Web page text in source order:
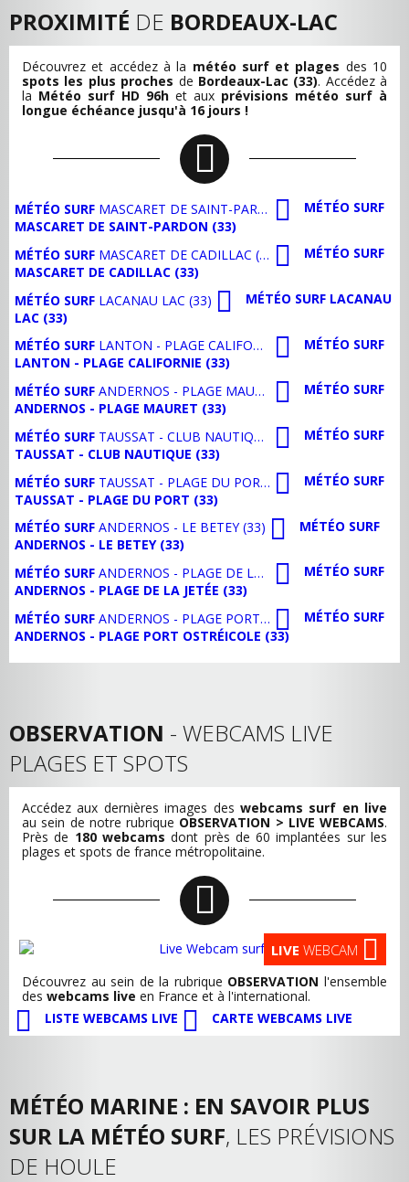
PROXIMITÉ DE BORDEAUX-LAC
Découvrez et accédez à la météo surf et plages des 10
spots les plus proches de Bordeaux-Lac (33). Accédez à
la Météo surf HD 96h et aux prévisions météo surf à
longue échéance jusqu'à 16 jours !
MÉTÉO SURF MASCARET DE SAINT-PARDON (33)
MÉTÉO SURF
MASCARET DE SAINT-PARDON (33)
MÉTÉO SURF MASCARET DE CADILLAC (33)
MÉTÉO SURF
MASCARET DE CADILLAC (33)
MÉTÉO SURF LACANAU LAC (33)
MÉTÉO SURF LACANAU
LAC (33)
MÉTÉO SURF LANTON - PLAGE CALIFORNIE (33)
MÉTÉO SURF
LANTON - PLAGE CALIFORNIE (33)
MÉTÉO SURF ANDERNOS - PLAGE MAURET (33)
MÉTÉO SURF
ANDERNOS - PLAGE MAURET (33)
MÉTÉO SURF TAUSSAT - CLUB NAUTIQUE (33)
MÉTÉO SURF
TAUSSAT - CLUB NAUTIQUE (33)
MÉTÉO SURF TAUSSAT - PLAGE DU PORT (33)
MÉTÉO SURF
TAUSSAT - PLAGE DU PORT (33)
MÉTÉO SURF ANDERNOS - LE BETEY (33)
MÉTÉO SURF
ANDERNOS - LE BETEY (33)
MÉTÉO SURF ANDERNOS - PLAGE DE LA JETÉE (33)
MÉTÉO SURF
ANDERNOS - PLAGE DE LA JETÉE (33)
MÉTÉO SURF ANDERNOS - PLAGE PORT OSTRÉICOLE (33)
MÉTÉO SURF
ANDERNOS - PLAGE PORT OSTRÉICOLE (33)
OBSERVATION - WEBCAMS LIVE
PLAGES ET SPOTS
Accédez aux dernières images des webcams surf en live
au sein de notre rubrique OBSERVATION > LIVE WEBCAMS.
Près de 180 webcams dont près de 60 implantées sur les
plages et spots de france métropolitaine.
LIVE WEBCAM
Découvrez au sein de la rubrique OBSERVATION l'ensemble
des webcams live en France et à l'international.
LISTE WEBCAMS LIVE
CARTE WEBCAMS LIVE
MÉTÉO MARINE : EN SAVOIR PLUS
SUR LA MÉTÉO SURF, LES PRÉVISIONS
DE HOULE